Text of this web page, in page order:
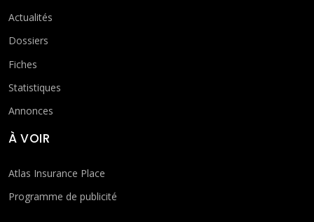
Actualités
Dossiers
Fiches
Statistiques
Annonces
À VOIR
Atlas Insurance Place
Programme de publicité